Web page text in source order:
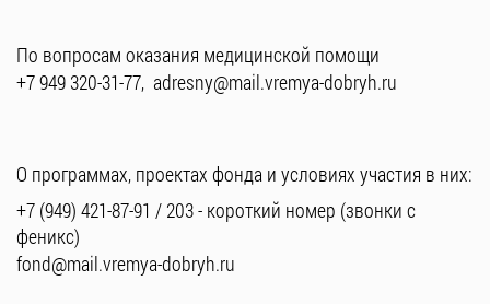
По вопросам оказания медицинской помощи
+7 949 320-31-77, adresny@mail.vremya-dobryh.ru
О программах, проектах фонда и условиях участия в них:
+7 (949) 421-87-91 / 203- короткий номер (звонки с
феникс)
fond@mail.vremya-dobryh.ru